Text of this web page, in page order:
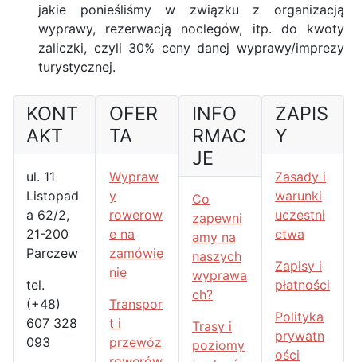
jakie ponieśliśmy w związku z organizacją
wyprawy, rezerwacją noclegów, itp. do kwoty
zaliczki, czyli 30% ceny danej wyprawy/imprezy
turystycznej.
KONT
AKT
ul. 11
Listopad
a 62/2,
21-200
Parczew
tel.
(+48)
607 328
093
OFER
TA
Wypraw
y
rowerow
e na
zamówie
nie
Transpor
t i
przewóz
INFO
RMAC
JE
Co
zapewni
amy na
naszych
wyprawa
ch?
Trasy i
poziomy
ZAPIS
Y
Zasady i
warunki
uczestni
ctwa
Zapisy i
płatności
Polityka
prywatn
ości